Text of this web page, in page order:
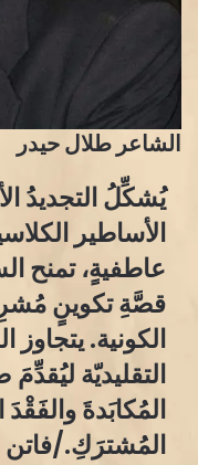
الشاعر طلال حيدر
​يُشكِّلُ التجديدُ
الأساطير
عاطفيةٍ، تمنح
قصَّةِ تكوينٍ
الكونية.
التقليديّة
المُكابَدةَ
المُشترَكِ./